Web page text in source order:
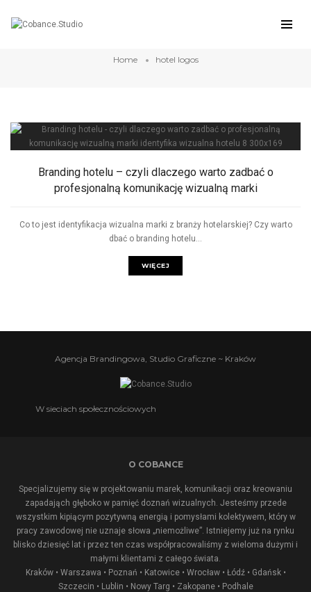
Home hotel logos
Branding hotelu – czyli dlaczego warto zadbać o
profesjonalną komunikację wizualną marki
Co to jest identyfikacja wizualna marki z branży hotelarskiej? Czy warto
dbać o branding hotelu...
WIĘCEJ
Agencja Brandingowa, Studio Graficzne ~ Kraków
W sieciach społecznościowych
O COBANCE
Specjalizujemy się w projektowaniu marek, komunikacji oraz kreowaniu
zapadająch głęboko w pamięć doznań wizualnych. Jesteśmy przede
wszystkim kipiącym pozytywną energią i pomysłami kolektywem, który w
pracy zawodowej nie uznaje słowa „niemożliwe”. Istniejemy już na rynku
blisko dziesięć lat i przez ten czas współpracowaliśmy z wieloma dużymi i
małymi klientami z całego świata.
Kraków • Warszawa • Poznań • Katowice • Wrocław • Łódź • Gdańsk •
Szczecin • Lublin • Nowy Targ • Zakopane• Podhale